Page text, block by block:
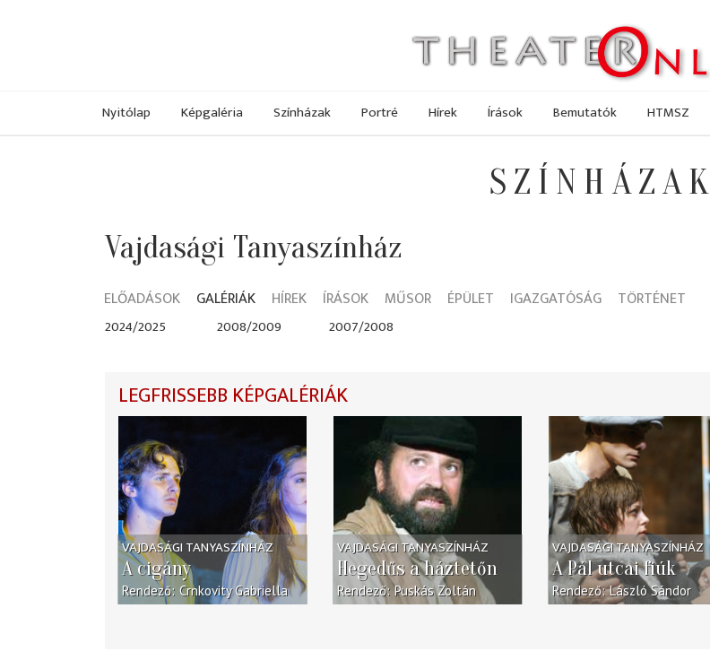
Nyitólap Képgaléria Színházak Portré Hírek Írások Bemutatók HTMSZ
SZÍNHÁZAK
Vajdasági Tanyaszínház
ELŐADÁSOK GALÉRIÁK HÍREK ÍRÁSOK MŰSOR ÉPÜLET IGAZGATÓSÁG TÖRTÉNET
2024/2025 2008/2009 2007/2008
LEGFRISSEBB KÉPGALÉRIÁK
VAJDASÁGI TANYASZÍNHÁZ
A cigány
Rendező Crnkovity Gabriella
VAJDASÁGI TANYASZÍNHÁZ
Hegedűs a háztetőn
Rendező Puskás Zoltán
VAJDASÁGI TANYASZÍNHÁZ
A Pál utcai fiúk
Rendező László Sándor